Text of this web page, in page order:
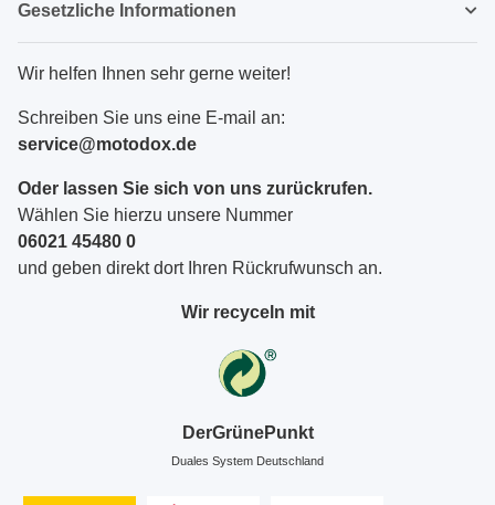
Gesetzliche Informationen
Wir helfen Ihnen sehr gerne weiter!
Schreiben Sie uns eine E-mail an:
service@motodox.de
Oder lassen Sie sich von uns zurückrufen.
Wählen Sie hierzu unsere Nummer
06021 45480 0
und geben direkt dort Ihren Rückrufwunsch an.
Wir recyceln mit
DerGrünePunkt
Duales System Deutschland